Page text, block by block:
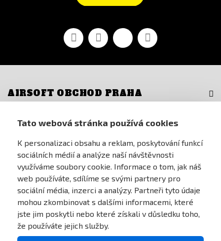
Tato webová stránka používá cookies
K personalizaci obsahu a reklam, poskytování funkcí
sociálních médií a analýze naší návštěvnosti
využíváme soubory cookie. Informace o tom, jak náš
web používáte, sdílíme se svými partnery pro
sociální média, inzerci a analýzy. Partneři tyto údaje
mohou zkombinovat s dalšími informacemi, které
jste jim poskytli nebo které získali v důsledku toho,
že používáte jejich služby.
FacebookYouTubeVimeo Instagram
AIRSOFT OBCHOD PRAHA
PRO ZÁKAZNÍKY
MŮJ ÚČET
ONLINE PLATEBNÍ BRÁNA